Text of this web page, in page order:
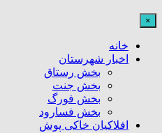
×
خانه
اخبار شهرستان
بخش رستاق
بخش جنت
بخش فورگ
بخش فسارود
افلاکیان خاکی پوش